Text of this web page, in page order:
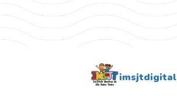
imsjtdigital